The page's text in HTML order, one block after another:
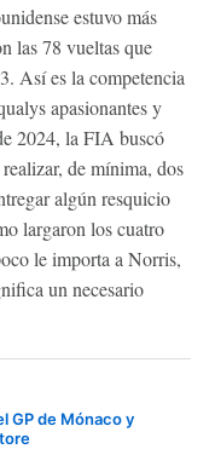
estuvo más
las 78 vueltas que
Así es la competencia
apasionantes y
2024, la FIA buscó
de mínima, dos
algún resquicio
largaron los cuatro
le importa a Norris,
un necesario
GP de Mónaco y